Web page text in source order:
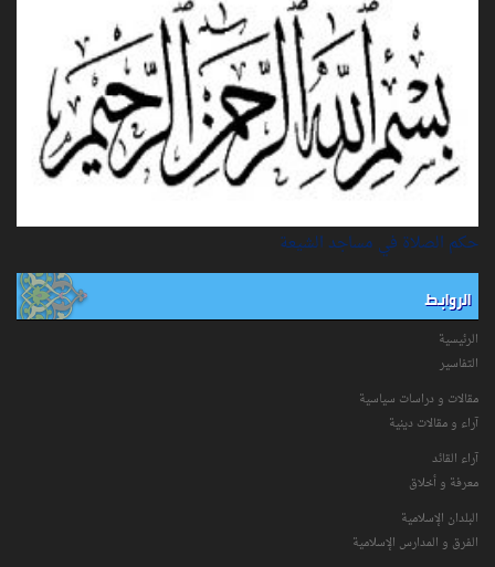
حكم الصلاة في مساجد الشيعة
الروابط
الرئيسية
التفاسیر
مقالات و دراسات سياسية
آراء و مقالات دينية
آراء القائد
معرفة و أخلاق
البلدان الإسلامية
الفرق و المدارس الإسلامية